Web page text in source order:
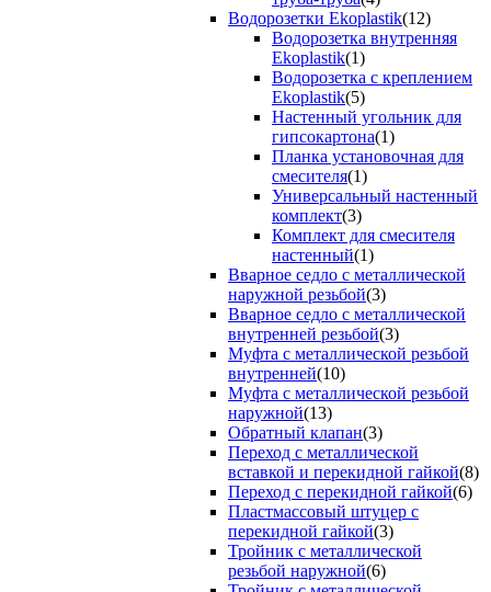
Водорозетки Ekoplastik(12)
Водорозетка внутренняя
Ekoplastik(1)
Водорозетка с креплением
Ekoplastik(5)
Настенный угольник для
гипсокартона(1)
Планка установочная для
смесителя(1)
Универсальный настенный
комплект(3)
Комплект для смесителя
настенный(1)
Вварное седло с металлической
наружной резьбой(3)
Вварное седло с металлической
внутренней резьбой(3)
Муфта с металлической резьбой
внутренней(10)
Муфта с металлической резьбой
наружной(13)
Обратный клапан(3)
Переход с металлической
вставкой и перекидной гайкой(8)
Переход с перекидной гайкой(6)
Пластмассовый штуцер с
перекидной гайкой(3)
Тройник с металлической
резьбой наружной(6)